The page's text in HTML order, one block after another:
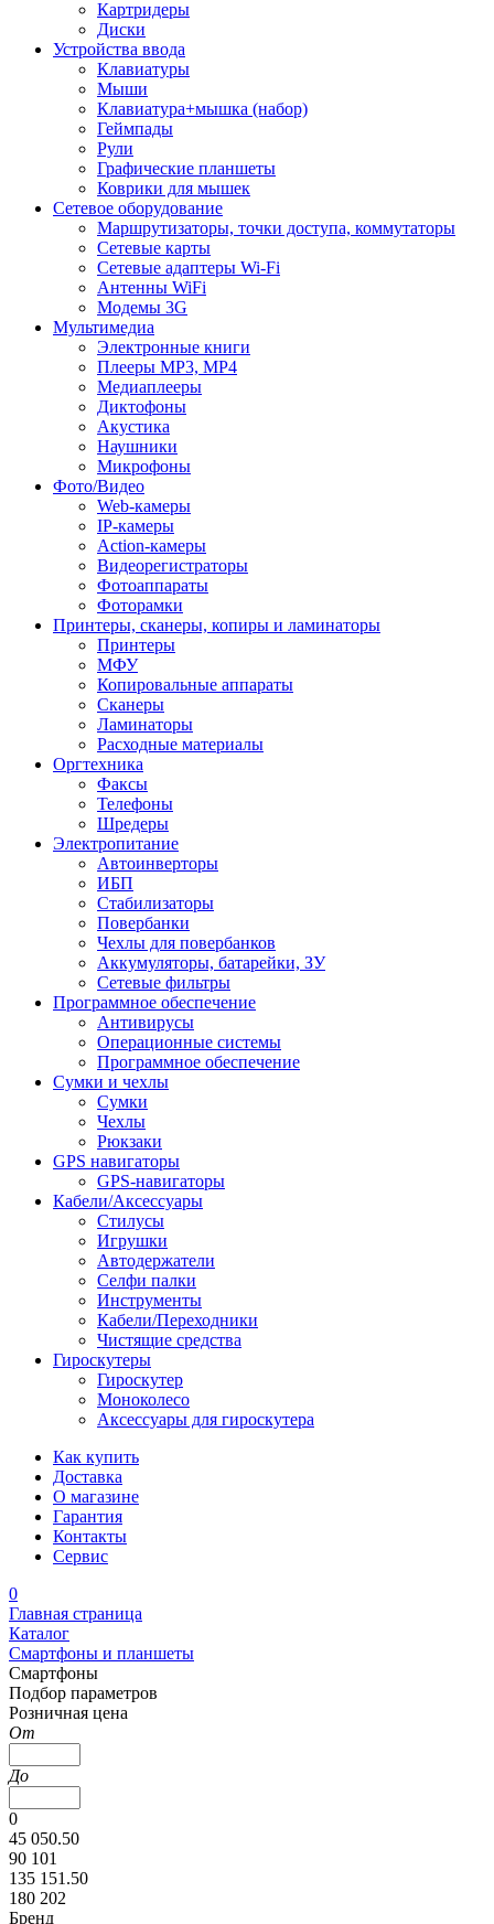
Картридеры
Диски
Устройства ввода
Клавиатуры
Мыши
Клавиатура+мышка (набор)
Геймпады
Рули
Графические планшеты
Коврики для мышек
Сетевое оборудование
Маршрутизаторы, точки доступа, коммутаторы
Сетевые карты
Сетевые адаптеры Wi-Fi
Антенны WiFi
Модемы 3G
Мультимедиа
Электронные книги
Плееры MP3, MP4
Медиаплееры
Диктофоны
Акустика
Наушники
Микрофоны
Фото/Видео
Web-камеры
IP-камеры
Action-камеры
Видеорегистраторы
Фотоаппараты
Фоторамки
Принтеры, сканеры, копиры и ламинаторы
Принтеры
МФУ
Копировальные аппараты
Сканеры
Ламинаторы
Расходные материалы
Оргтехника
Факсы
Телефоны
Шредеры
Электропитание
Автоинверторы
ИБП
Стабилизаторы
Повербанки
Чехлы для повербанков
Аккумуляторы, батарейки, ЗУ
Сетевые фильтры
Программное обеспечение
Антивирусы
Операционные системы
Программное обеспечение
Сумки и чехлы
Сумки
Чехлы
Рюкзаки
GPS навигаторы
GPS-навигаторы
Кабели/Аксессуары
Стилусы
Игрушки
Автодержатели
Селфи палки
Инструменты
Кабели/Переходники
Чистящие средства
Гироскутеры
Гироскутер
Моноколесо
Аксессуары для гироскутера
Как купить
Доставка
О магазине
Гарантия
Контакты
Сервис
0
Главная страница
Каталог
Смартфоны и планшеты
Смартфоны
Подбор параметров
Розничная цена
От
До
0
45 050.50
90 101
135 151.50
180 202
Бренд